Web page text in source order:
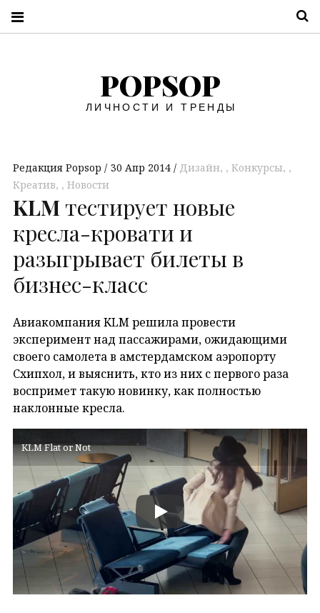
POPSOP
ЛИЧНОСТИ И ТРЕНДЫ
Редакция Popsop 30 Апр 2014 Дизайн, Конкурсы,
Креатив, Новости
KLMтестирует новые
кресла-кровати и
разыгрывает билеты в
бизнес-класс
Авиакомпания KLM решила провести
эксперимент над пассажирами, ожидающими
своего самолета в амстердамском аэропорту
Схипхол, и выяснить, кто из них с первого раза
воспримет такую новинку, как полностью
наклонные кресла.
KLM Flat or Not